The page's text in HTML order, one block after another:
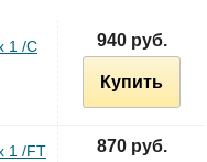
1 /C 940 руб.
Купить
1 /FT 870 руб.